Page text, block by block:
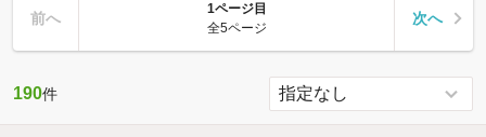
前へ
1ページ目
全5ページ
次へ
190件